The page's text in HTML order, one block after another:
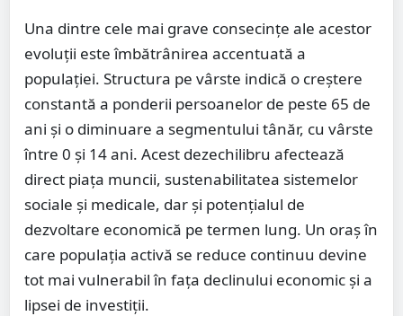
Una dintre cele mai grave consecințe ale acestor
evoluții este îmbătrânirea accentuată a
populației. Structura pe vârste indică o creștere
constantă a ponderii persoanelor de peste 65 de
ani și o diminuare a segmentului tânăr, cu vârste
între 0 și 14 ani. Acest dezechilibru afectează
direct piața muncii, sustenabilitatea sistemelor
sociale și medicale, dar și potențialul de
dezvoltare economică pe termen lung. Un oraș în
care populația activă se reduce continuu devine
tot mai vulnerabil în fața declinului economic și a
lipsei de investiții.